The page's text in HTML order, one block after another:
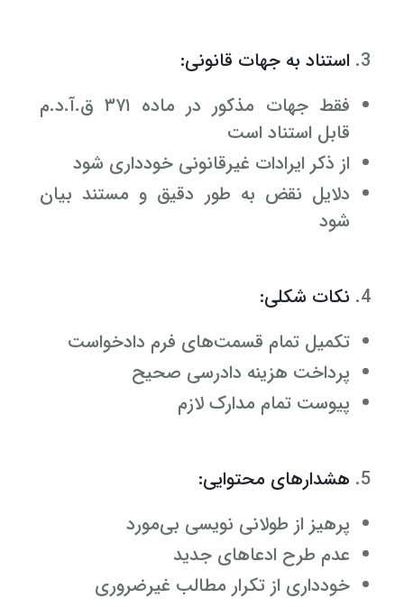
استناد به جهات قانونی:
فقط جهات مذکور در ماده ۳۷۱ ق.آ.د.م
قابل استناد است
از ذکر ایرادات غیرقانونی خودداری شود
دلایل نقض به طور دقیق و مستند بیان
شود
نکات شکلی:
تکمیل تمام قسمت‌های فرم دادخواست
پرداخت هزینه دادرسی صحیح
پیوست تمام مدارک لازم
هشدارهای محتوایی:
پرهیز از طولانی نویسی بی‌مورد
عدم طرح ادعاهای جدید
خودداری از تکرار مطالب غیرضروری